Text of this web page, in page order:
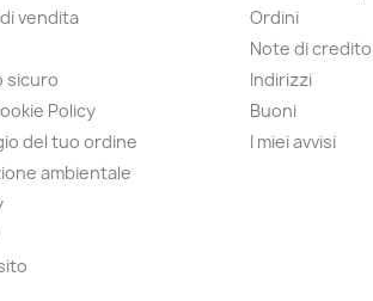
vendita
sicuro
Policy
del tuo ordine
ambientale
Ordini
Note di credito
Indirizzi
Buoni
I miei avvisi